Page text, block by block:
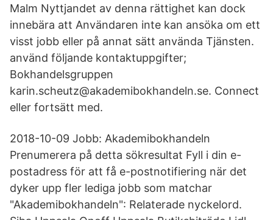
Malm Nyttjandet av denna rättighet kan dock
innebära att Användaren inte kan ansöka om ett
visst jobb eller på annat sätt använda Tjänsten.
använd följande kontaktuppgifter;
Bokhandelsgruppen
karin.scheutz@akademibokhandeln.se. Connect
eller fortsätt med.
2018-10-09 Jobb: Akademibokhandeln
Prenumerera på detta sökresultat Fyll i din e-
postadress för att få e-postnotifiering när det
dyker upp fler lediga jobb som matchar
"Akademibokhandeln": Relaterade nyckelord.